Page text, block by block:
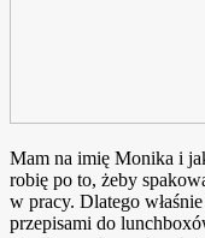
Mam na imię Monika i
robię po to, żeby
w pracy. Dlatego
przepisami do